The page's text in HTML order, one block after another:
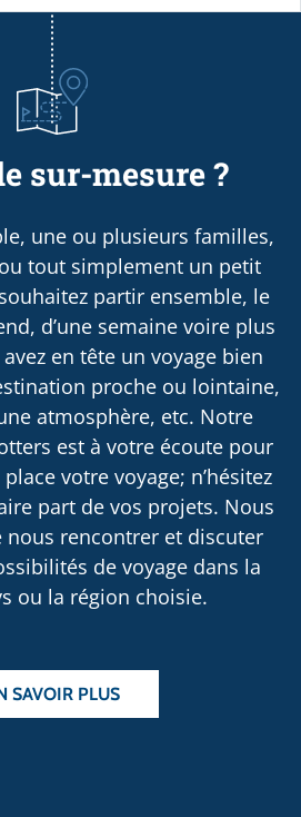
sur-mesure ?
une ou plusieurs familles,
tout simplement un petit
partir ensemble, le
d’une semaine voire plus
en tête un voyage bien
proche ou lointaine,
atmosphère, etc. Notre
est à votre écoute pour
votre voyage; n’hésitez
part de vos projets. Nous
rencontrer et discuter
de voyage dans la
ou la région choisie.
SAVOIR PLUS